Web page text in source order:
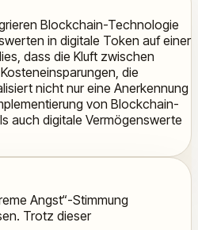
Blockchain-Technologie
in digitale Token auf einer
dass die Kluft zwischen
die
nicht nur eine Anerkennung
von Blockchain-
auch digitale Vermögenswerte
Angst“-Stimmung
Trotz dieser